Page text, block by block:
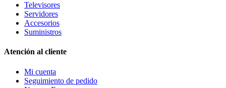
Televisores
Servidores
Accesorios
Suministros
Atención al cliente
Mi cuenta
Seguimiento de pedido